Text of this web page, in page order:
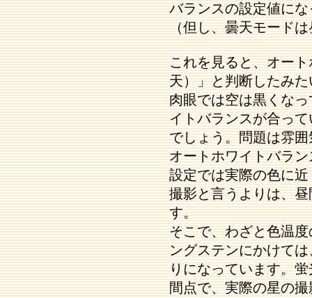
バランスの設定値に
（但し、曇天モード
これを見ると、オー
天）」と判断したみ
肉眼では空は黒くな
イトバランスが合っ
でしょう。問題は雰
オートホワイトバラ
設定では実際の色に
撮影と言うよりは、
す。
そこで、わざと色温
ングステンにかけて
りになっています。
間点で、実際の星の